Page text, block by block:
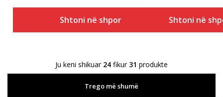
Shtoni në shportë Shtoni në
Ju keni shikuar 24 fikur 31 produkte
Trego më shumë